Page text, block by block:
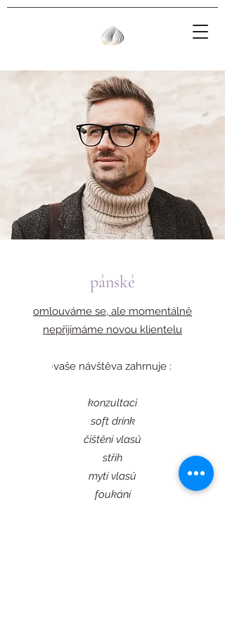
pánské
omlouváme se, ale momentálně
nepřijímáme novou klientelu
·vaše návštěva zahrnuje :
konzultaci
soft drink
čištění vlasů
střih
mytí vlasů
foukání